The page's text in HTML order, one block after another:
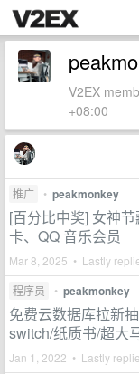
V2EX
+08:00
推广 • peakmonkey
[百分比中奖] 女神
卡、QQ 音乐会员
Mar 8, 2025 • Lastly
程序员 • peakmonkey
免费云数据库拉新
switch/纸质书/超大
Jan 1, 2022 • Lastly